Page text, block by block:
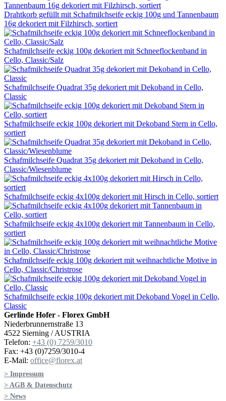
Drahtkorb gefüllt mit Schafmilchseife eckig 100g und Tannenbaum
16g dekoriert mit Filzhirsch, sortiert
Schafmilchseife eckig 100g dekoriert mit Schneeflockenband in
Cello, Classic/Salz
Schafmilchseife Quadrat 35g dekoriert mit Dekoband in Cello,
Classic
Schafmilchseife eckig 100g dekoriert mit Dekoband Stern in Cello,
sortiert
Schafmilchseife Quadrat 35g dekoriert mit Dekoband in Cello,
Classic/Wiesenblume
Schafmilchseife eckig 4x100g dekoriert mit Hirsch in Cello, sortiert
Schafmilchseife eckig 4x100g dekoriert mit Tannenbaum in Cello,
sortiert
Schafmilchseife eckig 100g dekoriert mit weihnachtliche Motive in
Cello, Classic/Christrose
Schafmilchseife eckig 100g dekoriert mit Dekoband Vogel in Cello,
Classic
Gerlinde Hofer - Florex GmbH
Niederbrunnernstraße 13
4522 Sierning / AUSTRIA
Telefon: +43 (0) 7259/3010
Fax: +43 (0)7259/3010-4
E-Mail: office@florex.at
> Impressum
> AGB & Datenschutz
> News